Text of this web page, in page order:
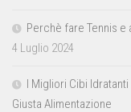
Perchè fare Tennis e
4 Luglio 2024
I Migliori Cibi
Giusta Alimentazione